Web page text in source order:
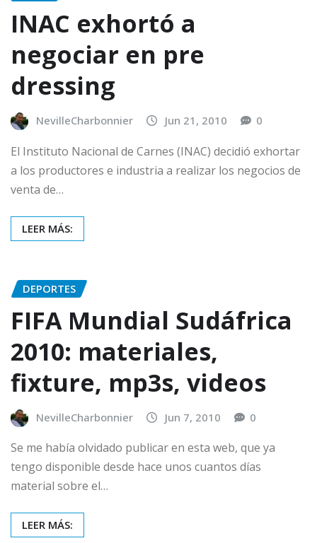
INAC exhortó a
negociar en pre
dressing
NevilleCharbonnier Jun 21, 2010 0
El Instituto Nacional de Carnes (INAC) decidió exhortar
a los productores e industria a realizar los negocios de
venta de…
LEER MÁS:
DEPORTES
FIFA Mundial Sudáfrica
2010: materiales,
fixture, mp3s, videos
NevilleCharbonnier Jun 7, 2010 0
Se me había olvidado publicar en esta web, que ya
tengo disponible desde hace unos cuantos días
material sobre el…
LEER MÁS: